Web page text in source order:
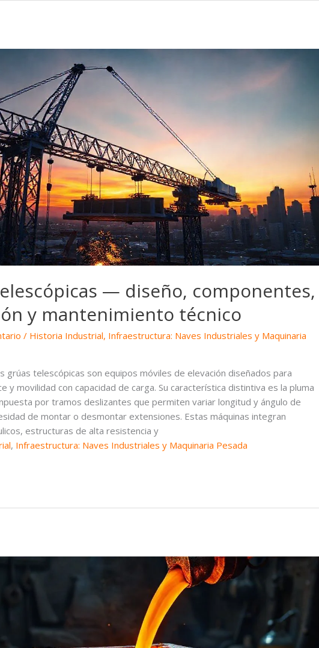
— diseño, componentes,
y mantenimiento técnico
/ Historia Industrial, Infraestructura: Naves Industriales y Maquinaria
grúas telescópicas son equipos móviles de elevación diseñados para
y movilidad con capacidad de carga. Su característica distintiva es la pluma
por tramos deslizantes que permiten variar longitud y ángulo de
de montar o desmontar extensiones. Estas máquinas integran
estructuras de alta resistencia y
, Infraestructura: Naves Industriales y Maquinaria Pesada